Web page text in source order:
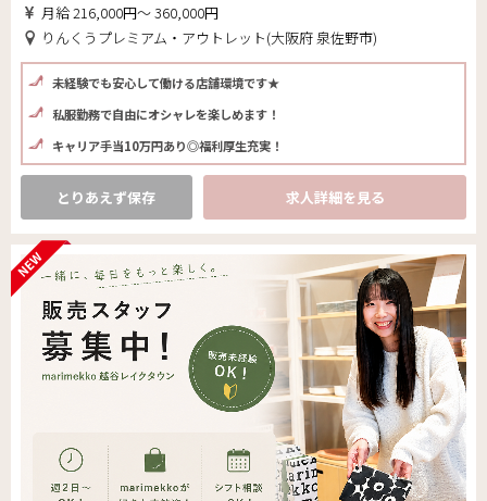
月給 216,000円～ 360,000円
りんくうプレミアム・アウトレット(大阪府 泉佐野市)
未経験でも安心して働ける店舗環境です★
私服勤務で自由にオシャレを楽しめます！
キャリア手当10万円あり◎福利厚生充実！
とりあえず保存 求人詳細を見る